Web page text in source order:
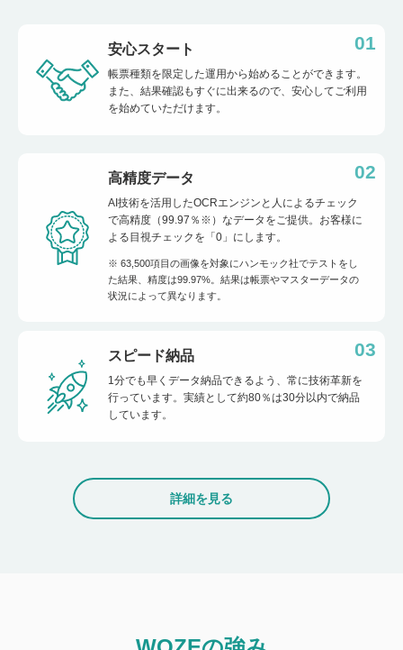
01
安心スタート
帳票種類を限定した運用から始めることができます。
また、結果確認もすぐに出来るので、安心してご利用
を始めていただけます。
02
高精度データ
AI技術を活用したOCRエンジンと人によるチェック
で高精度（99.97％※）なデータをご提供。お客様に
よる目視チェックを「0」にします。
※ 63,500項目の画像を対象にハンモック社でテストをし
た結果、精度は99.97%。結果は帳票やマスターデータの
状況によって異なります。
03
スピード納品
1分でも早くデータ納品できるよう、常に技術革新を
行っています。実績として約80％は30分以内で納品
しています。
詳細を見る